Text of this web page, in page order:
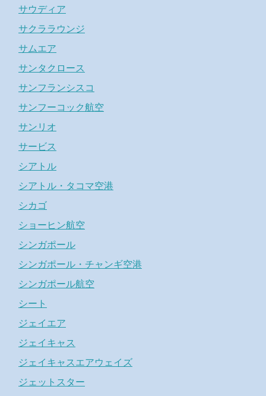
サウディア
サクララウンジ
サムエア
サンタクロース
サンフランシスコ
サンフーコック航空
サンリオ
サービス
シアトル
シアトル・タコマ空港
シカゴ
ショーヒン航空
シンガポール
シンガポール・チャンギ空港
シンガポール航空
シート
ジェイエア
ジェイキャス
ジェイキャスエアウェイズ
ジェットスター